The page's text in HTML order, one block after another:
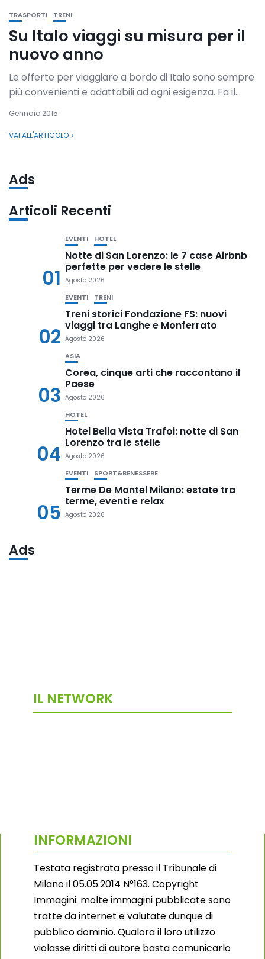
TRASPORTI TRENI
Su Italo viaggi su misura per il
nuovo anno
Le offerte per viaggiare a bordo di Italo sono sempre
più convenienti e adattabili ad ogni esigenza. Fa il...
Gennaio 2015
VAI ALL'ARTICOLO
Ads
Articoli Recenti
01
EVENTI HOTEL
Notte di San Lorenzo: le 7 case Airbnb
perfette per vedere le stelle
Agosto 2026
02
EVENTI TRENI
Treni storici Fondazione FS: nuovi
viaggi tra Langhe e Monferrato
Agosto 2026
03
ASIA
Corea, cinque arti che raccontano il
Paese
Agosto 2026
04
HOTEL
Hotel Bella Vista Trafoi: notte di San
Lorenzo tra le stelle
Agosto 2026
05
EVENTI SPORT&BENESSERE
Terme De Montel Milano: estate tra
terme, eventi e relax
Agosto 2026
Ads
IL NETWORK
INFORMAZIONI
Testata registrata presso il Tribunale di
Milano il 05.05.2014 N°163. Copyright
Immagini: molte immagini pubblicate sono
tratte da internet e valutate dunque di
pubblico dominio. Qualora il loro utilizzo
violasse diritti di autore basta comunicarlo